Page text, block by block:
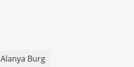
Alanya Burg